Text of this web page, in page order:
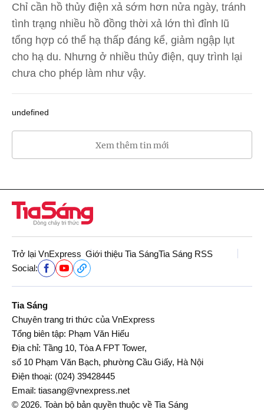
Chỉ cần hồ thủy điện xả sớm hơn nửa ngày, tránh
tình trạng nhiều hồ đồng thời xả lớn thì đỉnh lũ
tổng hợp có thể hạ thấp đáng kể, giảm ngập lụt
cho hạ du. Nhưng ở nhiều thủy điện, quy trình lại
chưa cho phép làm như vậy.
undefined
Xem thêm tin mới
Trở lại VnExpress Giới thiệu Tia SángTia Sáng RSS
Social:
Tia Sáng
Chuyên trang tri thức của VnExpress
Tổng biên tập: Phạm Văn Hiếu
Địa chỉ: Tầng 10, Tòa A FPT Tower,
số 10 Phạm Văn Bạch, phường Cầu Giấy, Hà Nội
Điện thoại: (024) 39428445
Email: tiasang@vnexpress.net
© 2026. Toàn bộ bản quyền thuộc về Tia Sáng